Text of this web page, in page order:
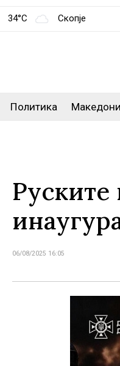
34°C Скопје
Политика
Руските
06/08/2025 16:05